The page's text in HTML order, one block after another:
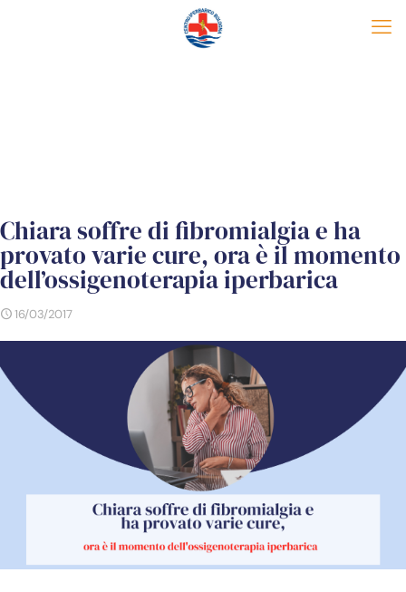
Chiara soffre di fibromialgia e ha
provato varie cure, ora è il momento
dell’ossigenoterapia iperbarica
16/03/2017